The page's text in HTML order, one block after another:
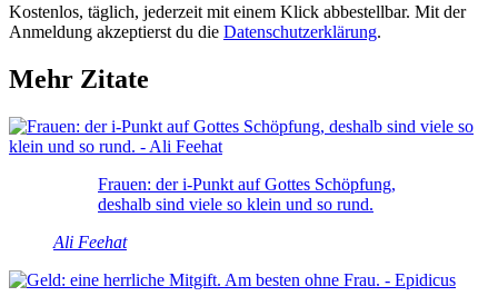
Kostenlos, täglich, jederzeit mit einem Klick abbestellbar. Mit der
Anmeldung akzeptierst du die Datenschutzerklärung.
Mehr Zitate
Frauen: der i-Punkt auf Gottes Schöpfung,
deshalb sind viele so klein und so rund.
Ali Feehat